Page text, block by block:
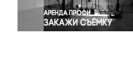
Экономика и бизнес